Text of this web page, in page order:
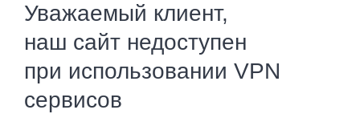
Уважаемый клиент,
наш сайт недоступен
при использовании VPN
сервисов